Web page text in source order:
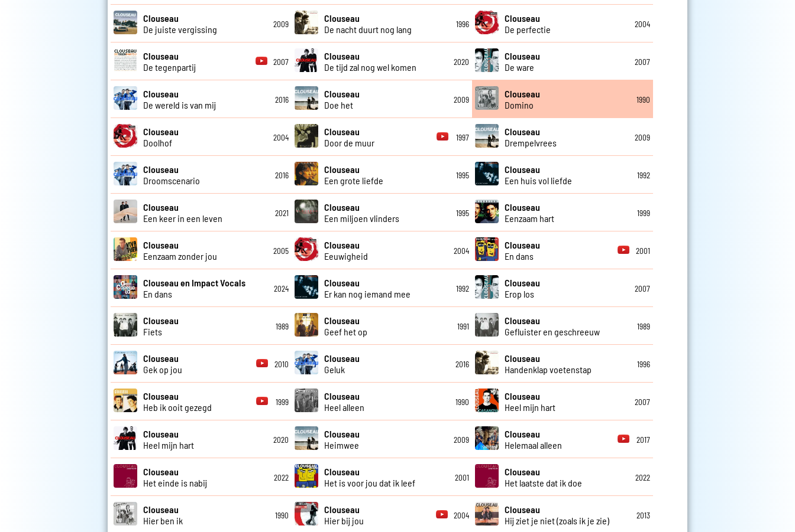
Clouseau
De juiste vergissing
2009
Clouseau
De nacht duurt nog lang
1996
Clouseau
De perfectie
2004
Clouseau
De tegenpartij
2007
Clouseau
De tijd zal nog wel komen
2020
Clouseau
De ware
2007
Clouseau
De wereld is van mij
2016
Clouseau
Doe het
2009
Clouseau
Domino
1990
Clouseau
Doolhof
2004
Clouseau
Door de muur
1997
Clouseau
Drempelvrees
2009
Clouseau
Droomscenario
2016
Clouseau
Een grote liefde
1995
Clouseau
Een huis vol liefde
1992
Clouseau
Een keer in een leven
2021
Clouseau
Een miljoen vlinders
1995
Clouseau
Eenzaam hart
1999
Clouseau
Eenzaam zonder jou
2005
Clouseau
Eeuwigheid
2004
Clouseau
En dans
2001
Clouseau en Impact Vocals
En dans
2024
Clouseau
Er kan nog iemand mee
1992
Clouseau
Erop los
2007
Clouseau
Fiets
1989
Clouseau
Geef het op
1991
Clouseau
Gefluister en geschreeuw
1989
Clouseau
Gek op jou
2010
Clouseau
Geluk
2016
Clouseau
Handenklap voetenstap
1996
Clouseau
Heb ik ooit gezegd
1999
Clouseau
Heel alleen
1990
Clouseau
Heel mijn hart
2007
Clouseau
Heel mijn hart
2020
Clouseau
Heimwee
2009
Clouseau
Helemaal alleen
2017
Clouseau
Het einde is nabij
2022
Clouseau
Het is voor jou dat ik leef
2001
Clouseau
Het laatste dat ik doe
2022
Clouseau
Hier ben ik
1990
Clouseau
Hier bij jou
2004
Clouseau
Hij ziet je niet (zoals ik je zie)
2013